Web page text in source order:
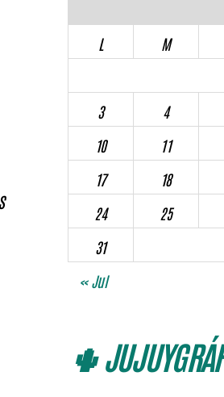
L
M
3
4
10
11
17
18
24
25
31
« Jul
🌵